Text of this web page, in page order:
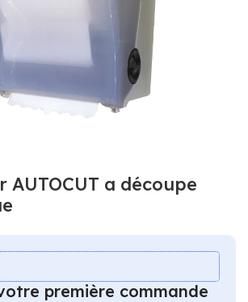
a découpe
première commande